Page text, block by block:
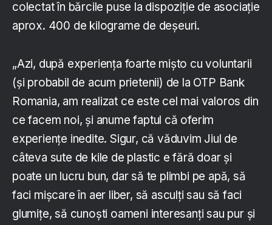
colectat în bărcile puse la dispoziție de asociație
aprox. 400 de kilograme de deșeuri.
„Azi, după experiența foarte mișto cu voluntarii
(și probabil de acum prietenii) de la OTP Bank
Romania, am realizat ce este cel mai valoros din
ce facem noi, și anume faptul că oferim
experiențe inedite. Sigur, că văduvim Jiul de
câteva sute de kile de plastic e fără doar și
poate un lucru bun, dar să te plimbi pe apă, să
faci mișcare în aer liber, să asculți sau să faci
glumițe, să cunoști oameni interesanți sau pur și